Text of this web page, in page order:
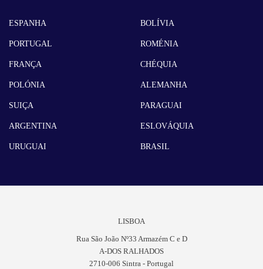
ESPANHA
PORTUGAL
FRANÇA
POLÓNIA
SUIÇA
ARGENTINA
URUGUAI
BOLÍVIA
ROMÉNIA
CHÉQUIA
ALEMANHA
PARAGUAI
ESLOVÁQUIA
BRASIL
LISBOA
Rua São João Nº33 Armazém C e D
A-DOS RALHADOS
2710-006 Sintra - Portugal